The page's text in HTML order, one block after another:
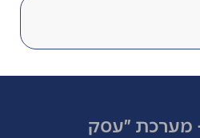
מערכת ״עסק